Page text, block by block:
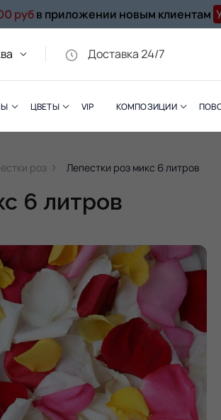
рубв приложении новым клиентам
Доставка 24/7
ЦВЕТЫ VIP КОМПОЗИЦИИ
роз Лепестки роз микс 6 литров
6 литров